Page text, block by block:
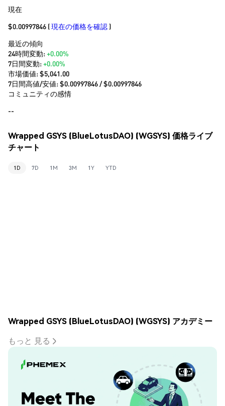
現在
$0.00997846 (現在の価格を確認 )
最近の傾向
24時間変動:+0.00%
7日間変動:+0.00%
市場価値:$5,041.00
7日間高値/安値: $0.00997846/ $0.00997846
コミュニティの感情
--
Wrapped GSYS (BlueLotusDAO) (WGSYS) 価格ライブ
チャート
1D 7D 1M 3M 1Y YTD
Wrapped GSYS (BlueLotusDAO) (WGSYS) アカデミー
もっと 見る